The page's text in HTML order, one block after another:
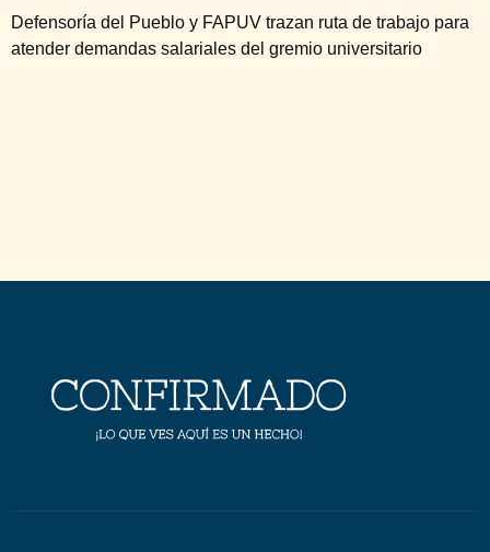
Defensoría del Pueblo y FAPUV trazan ruta de trabajo para
atender demandas salariales del gremio universitario